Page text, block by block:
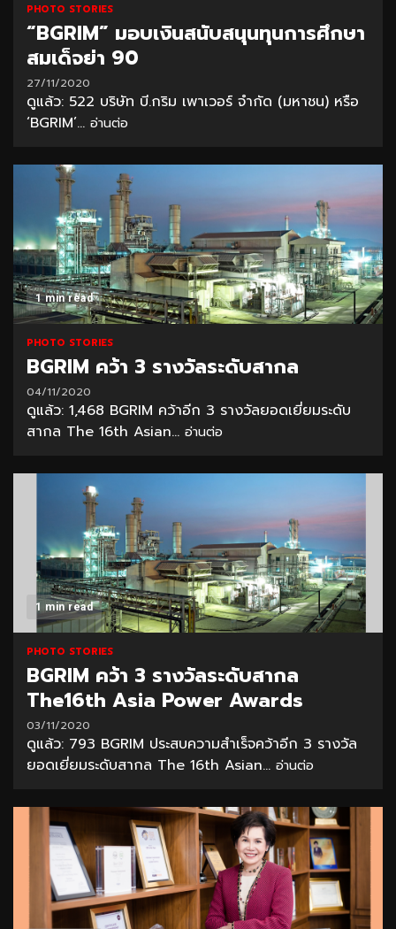
PHOTO STORIES
“BGRIM” มอบเงินสนับสนุนทุนการศึกษา
สมเด็จย่า 90
27/11/2020
ดูแล้ว: 522 บริษัท บี.กริม เพาเวอร์ จำกัด (มหาชน) หรือ
‘BGRIM’... อ่านต่อ
1 min read
PHOTO STORIES
BGRIM คว้า 3 รางวัลระดับสากล
04/11/2020
ดูแล้ว: 1,468 BGRIM คว้าอีก 3 รางวัลยอดเยี่ยมระดับ
สากล The 16th Asian... อ่านต่อ
1 min read
PHOTO STORIES
BGRIM คว้า 3 รางวัลระดับสากล
The16th Asia Power Awards
03/11/2020
ดูแล้ว: 793 BGRIM ประสบความสำเร็จคว้าอีก 3 รางวัล
ยอดเยี่ยมระดับสากล The 16th Asian... อ่านต่อ